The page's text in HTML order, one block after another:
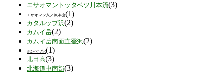
エサオマントッタベツ川本流(3)
エサオマン入ノ沢本流(1)
カタルップ沢(2)
カムイ岳(2)
カムイ岳南面直登沢(2)
ポンベツ沢(1)
北日高(3)
北海道中南部(3)